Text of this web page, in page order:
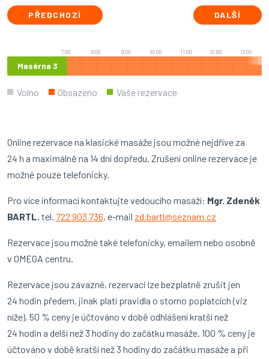
PŘEDCHOZÍ DALŠÍ
7.00 8.00 9.00 10.00 11.00 12.00 13.00
Masérna 3
Volno Obsazeno Vaše rezervace
Online rezervace na klasické masáže jsou možné nejdříve za
24 h a maximálně na 14 dní dopředu. Zrušení online rezervace je
možné pouze telefonicky.
Pro více informací kontaktujte vedoucího masáží: Mgr. Zdeněk
BARTL , tel. 722 903 736, e-mail zd.bartl@seznam.cz
Rezervace jsou možné také telefonicky, emailem nebo osobně
v OMEGA centru.
Rezervace jsou závazné, rezervaci lze bezplatně zrušit jen
24 hodin předem, jinak platí pravidla o storno poplatcích (viz
níže). 50 % ceny je účtováno v době odhlášení kratší než
24 hodin a delší než 3 hodiny do začátku masáže. 100 % ceny je
účtováno v době kratší než 3 hodiny do začátku masáže a při